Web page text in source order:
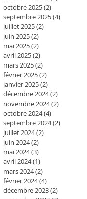
octobre 2025(2)
septembre 2025(4)
juillet 2025(2)
juin 2025(2)
mai 2025(2)
avril 2025(2)
mars 2025(2)
février 2025(2)
janvier 2025(2)
décembre 2024(2)
novembre 2024(2)
octobre 2024(4)
septembre 2024(2)
juillet 2024(2)
juin 2024(2)
mai 2024(3)
avril 2024(1)
mars 2024(2)
février 2024(4)
décembre 2023(2)